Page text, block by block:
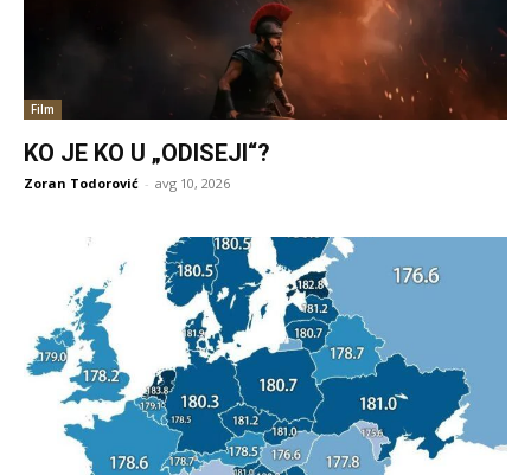
Film
KO JE KO U „ODISEJI“?
Zoran Todorović - avg 10, 2026